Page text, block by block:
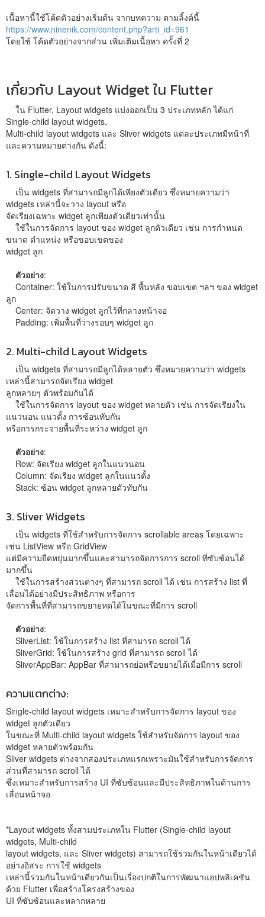
เนื้อหานี้ใช้โค้ดตัวอย่างเริ่มต้น จากบทความ ตามลิ้งค์นี้
https://www.ninenik.com/content.php?arti_id=961
โดยใช้ โค้ดตัวอย่างจากส่วน เพิ่มเติมเนื้อหา ครั้งที่ 2
เกี่ยวกับ Layout Widget ใน Flutter
ใน Flutter, Layout widgets แบ่งออกเป็น 3 ประเภทหลัก ได้แก่
Single-child layout widgets,
Multi-child layout widgets และ Sliver widgets แต่ละประเภทมีหน้าที่
และความหมายต่างกัน ดังนี้:
1. Single-child Layout Widgets
เป็น widgets ที่สามารถมีลูกได้เพียงตัวเดียว ซึ่งหมายความว่า
widgets เหล่านี้จะวาง layout หรือ
จัดเรียงเฉพาะ widget ลูกเพียงตัวเดียวเท่านั้น
ใช้ในการจัดการ layout ของ widget ลูกตัวเดียว เช่น การกำหนด
ขนาด ตำแหน่ง หรือขอบเขตของ
widget ลูก
ตัวอย่าง:
Container: ใช้ในการปรับขนาด สี พื้นหลัง ขอบเขต ฯลฯ ของ widget
ลูก
Center: จัดวาง widget ลูกไว้ที่กลางหน้าจอ
Padding: เพิ่มพื้นที่ว่างรอบๆ widget ลูก
2. Multi-child Layout Widgets
เป็น widgets ที่สามารถมีลูกได้หลายตัว ซึ่งหมายความว่า widgets
เหล่านี้สามารถจัดเรียง widget
ลูกหลายๆ ตัวพร้อมกันได้
ใช้ในการจัดการ layout ของ widget หลายตัว เช่น การจัดเรียงใน
แนวนอน แนวตั้ง การซ้อนทับกัน
หรือการกระจายพื้นที่ระหว่าง widget ลูก
ตัวอย่าง:
Row: จัดเรียง widget ลูกในแนวนอน
Column: จัดเรียง widget ลูกในแนวตั้ง
Stack: ซ้อน widget ลูกหลายตัวทับกัน
3. Sliver Widgets
เป็น widgets ที่ใช้สำหรับการจัดการ scrollable areas โดยเฉพาะ
เช่น ListView หรือ GridView
แต่มีความยืดหยุ่นมากขึ้นและสามารถจัดการการ scroll ที่ซับซ้อนได้
มากขึ้น
ใช้ในการสร้างส่วนต่างๆ ที่สามารถ scroll ได้ เช่น การสร้าง list ที่
เลื่อนได้อย่างมีประสิทธิภาพ หรือการ
จัดการพื้นที่ที่สามารถขยายหดได้ในขณะที่มีการ scroll
ตัวอย่าง:
SliverList: ใช้ในการสร้าง list ที่สามารถ scroll ได้
SliverGrid: ใช้ในการสร้าง grid ที่สามารถ scroll ได้
SliverAppBar: AppBar ที่สามารถย่อหรือขยายได้เมื่อมีการ scroll
ความแตกต่าง:
Single-child layout widgets เหมาะสำหรับการจัดการ layout ของ
widget ลูกตัวเดียว
ในขณะที่ Multi-child layout widgets ใช้สำหรับจัดการ layout ของ
widget หลายตัวพร้อมกัน
Sliver widgets ต่างจากสองประเภทแรกเพราะมันใช้สำหรับการจัดการ
ส่วนที่สามารถ scroll ได้
ซึ่งเหมาะสำหรับการสร้าง UI ที่ซับซ้อนและมีประสิทธิภาพในด้านการ
เลื่อนหน้าจอ
*Layout widgets ทั้งสามประเภทใน Flutter (Single-child layout
widgets, Multi-child
layout widgets, และ Sliver widgets) สามารถใช้ร่วมกันในหน้าเดียวได้
อย่างอิสระ การใช้ widgets
เหล่านี้ร่วมกันในหน้าเดียวกันเป็นเรื่องปกติในการพัฒนาแอปพลิเคชัน
ด้วย Flutter เพื่อสร้างโครงสร้างของ
UI ที่ซับซ้อนและหลากหลาย